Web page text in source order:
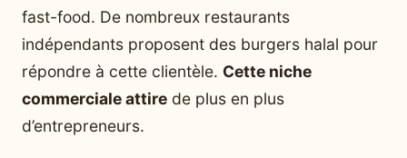
fast-food. De nombreux restaurants
indépendants proposent des burgers halal pour
répondre à cette clientèle. Cette niche
commerciale attire de plus en plus
d’entrepreneurs.